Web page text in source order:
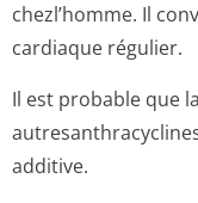
chezl’homme. Il
cardiaque régulier.
Il est probable que
additive.